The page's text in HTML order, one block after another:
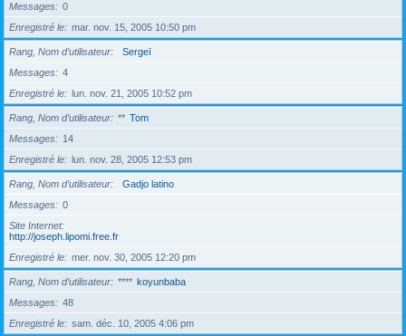
Messages
0
Enregistré le
mar. nov. 15, 2005 10:50 pm
Rang, Nom d’utilisateur
Sergeï
Messages
4
Enregistré le
lun. nov. 21, 2005 10:52 pm
Rang, Nom d’utilisateur ** Tom
Messages
14
Enregistré le
lun. nov. 28, 2005 12:53 pm
Rang, Nom d’utilisateur
Gadjo latino
Messages
0
Site Internet
http://joseph.lipomi.free.fr
Enregistré le
mer. nov. 30, 2005 12:20 pm
Rang, Nom d’utilisateur **** koyunbaba
Messages
48
Enregistré le
sam. déc. 10, 2005 4:06 pm